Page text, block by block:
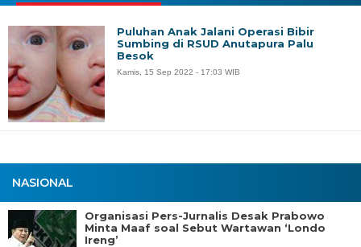
NASIONAL
Organisasi Pers-Jurnalis Desak Prabowo
Minta Maaf soal Sebut Wartawan ‘Londo
Ireng’
Puluhan Anak Jalani Operasi Bibir
Sumbing di RSUD Anutapura Palu
Besok
Kamis, 15 Sep 2022 - 17:03 WIB